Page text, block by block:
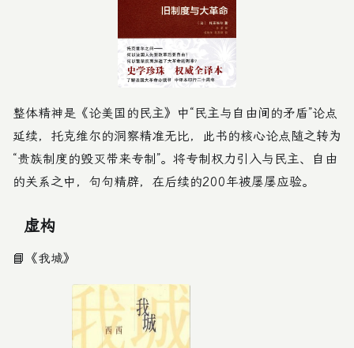
整体精神是《论美国的民主》中“民主与自由间的矛盾”论点
延续，托克维尔的洞察精准无比，此书的核心论点随之转为
“贵族制度的毁灭带来专制”。将专制权力引入与民主、自由
的关系之中，句句精辟，在后续的200年被屡屡应验。
虚构
📘 《我城》